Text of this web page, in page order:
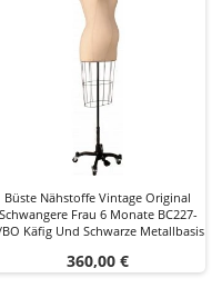
Büste Nähstoffe Vintage Original
Schwangere Frau 6 Monate BC227-
BO Käfig Und Schwarze Metallbasis
Preis
360,00 €